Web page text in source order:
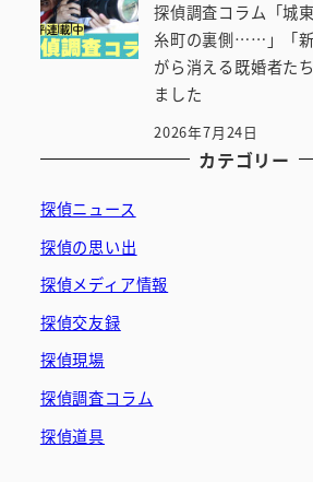
探偵調査コラム「城
糸町の裏側……」「
がら消える既婚者た
ました
2026年7月24日
カテゴリー
探偵ニュース
探偵の思い出
探偵メディア情報
探偵交友録
探偵現場
探偵調査コラム
探偵道具